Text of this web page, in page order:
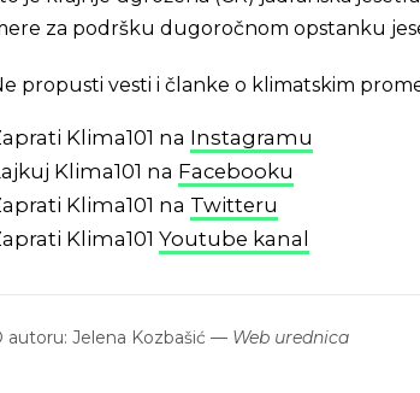
za podršku dugoročnom opstanku
propusti vesti i članke o klimatskim
Klima101 na Instagramu
Klima101 na Facebooku
Klima101 na Twitteru
Klima101 Youtube kanal
autoru: Jelena Kozbašić — Web urednica